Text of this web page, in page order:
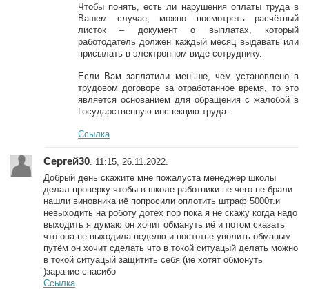
Чтобы понять, есть ли нарушения оплаты труда в
Вашем случае, можно посмотреть расчётный
листок – документ о выплатах, который
работодатель должен каждый месяц выдавать или
присылать в электронном виде сотруднику.
Если Вам заплатили меньше, чем установлено в
трудовом договоре за отработанное время, то это
является основанием для обращения с жалобой в
Государственную инспекцию труда.
Ссылка
Сергей30 . 11:15, 26.11.2022.
Добрый день скажите мне пожалуста менеджер школы
делал проверку чтобы в школе работники не чего не брали
нашли виновника иё попросили оплотить штраф 5000т.и
невыходить на роботу дотех пор пока я не скажу когда надо
выходить я думаю он хочит обмануть иё и потом сказать
что она не выходила неделю и постотье уволить обманым
путём он хочит сделать что в токой ситуацый делать можно
в токой ситуацый защитить себя (иё хотят обмонуть
)зарание спасибо
Ссылка